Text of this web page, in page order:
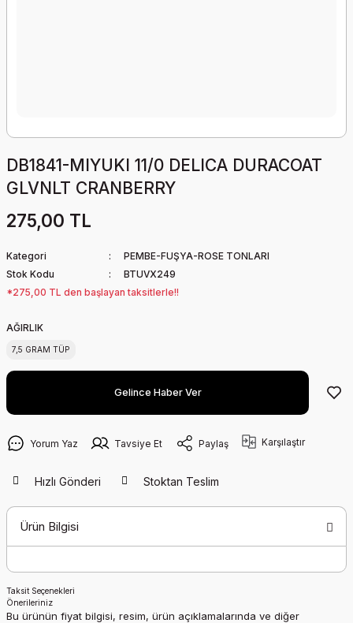
DB1841-MIYUKI 11/0 DELICA DURACOAT
GLVNLT CRANBERRY
275,00 TL
Kategori
PEMBE-FUŞYA-ROSE TONLARI
Stok Kodu
BTUVX249
*275,00 TL den başlayan taksitlerle!!
AĞIRLIK
7,5 GRAM TÜP
Gelince Haber Ver
Yorum Yaz Tavsiye Et Paylaş Karşılaştır
Hızlı Gönderi Stoktan Teslim
Ürün Bilgisi
Taksit Seçenekleri
Önerileriniz
Bu ürünün fiyat bilgisi, resim, ürün açıklamalarında ve diğer